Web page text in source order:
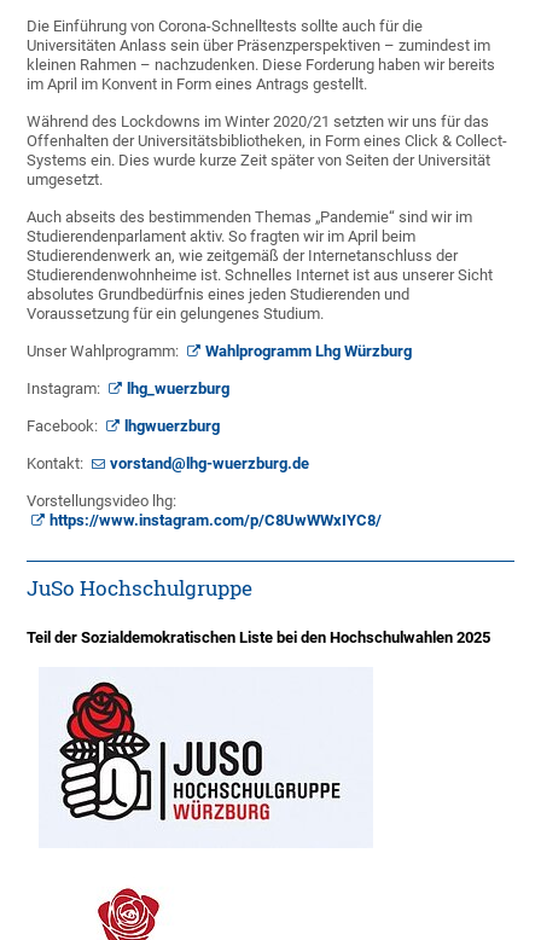
Die Einführung von Corona-Schnelltests sollte auch für die
Universitäten Anlass sein über Präsenzperspektiven – zumindest im
kleinen Rahmen – nachzudenken. Diese Forderung haben wir bereits
im April im Konvent in Form eines Antrags gestellt.
Während des Lockdowns im Winter 2020/21 setzten wir uns für das
Offenhalten der Universitätsbibliotheken, in Form eines Click & Collect-
Systems ein. Dies wurde kurze Zeit später von Seiten der Universität
umgesetzt.
Auch abseits des bestimmenden Themas „Pandemie“ sind wir im
Studierendenparlament aktiv. So fragten wir im April beim
Studierendenwerk an, wie zeitgemäß der Internetanschluss der
Studierendenwohnheime ist. Schnelles Internet ist aus unserer Sicht
absolutes Grundbedürfnis eines jeden Studierenden und
Voraussetzung für ein gelungenes Studium.
Unser Wahlprogramm: Wahlprogramm Lhg Würzburg
Instagram: lhg_wuerzburg
Facebook: lhgwuerzburg
Kontakt: vorstand@lhg-wuerzburg.de
Vorstellungsvideo lhg:
https://www.instagram.com/p/C8UwWWxIYC8/
JuSo Hochschulgruppe
Teil der Sozialdemokratischen Liste bei den Hochschulwahlen 2025